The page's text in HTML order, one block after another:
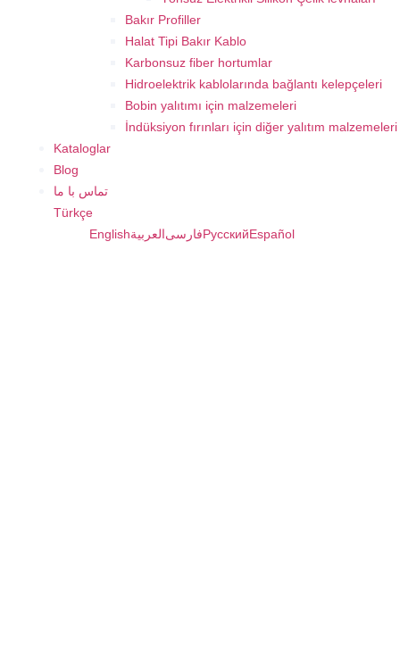
Bakır Profiller
Halat Tipi Bakır Kablo
Karbonsuz fiber hortumlar
Hidroelektrik kablolarında bağlantı kelepçeleri
Bobin yalıtımı için malzemeleri
İndüksiyon fırınları için diğer yalıtım malzemeleri
Kataloglar
Blog
تماس با ما
Türkçe
English
فارسیالعربية РусскийEspañol